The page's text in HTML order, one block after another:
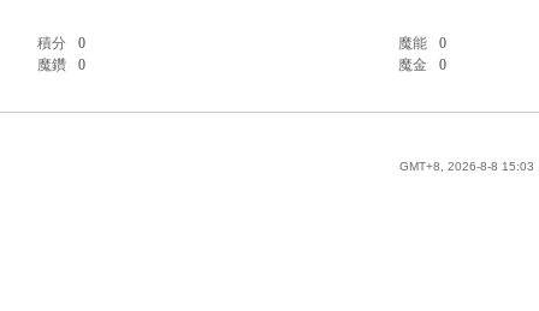
積分 0 魔能
0
魔鑽 0 魔金 0
GMT+8, 2026-8-8 15:03